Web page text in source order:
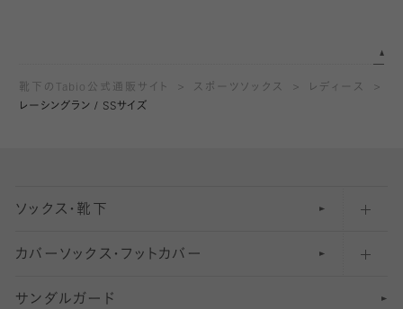
靴下のTabio公式通販サイト スポーツソックス
レディース
レーシングラン / SSサイズ
ソックス・靴下
五本指ソックス・靴下
足袋ソックス・靴下
カバーソックス・フットカバー
フットカバー・カバーソックス（深め）
サンダルガード